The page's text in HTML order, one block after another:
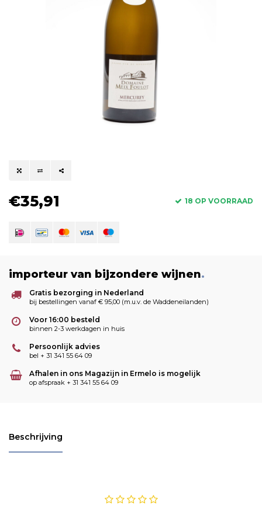
€35,91 18 OP VOORRAAD
importeur van bijzondere wijnen.
Gratis bezorging in Nederland
bij bestellingen vanaf € 95,00 (m.u.v. de Waddeneilanden)
Voor 16:00 besteld
binnen 2-3 werkdagen in huis
Persoonlijk advies
bel + 31 341 55 64 09
Afhalen in ons Magazijn in Ermelo is mogelijk
op afspraak + 31 341 55 64 09
Beschrijving